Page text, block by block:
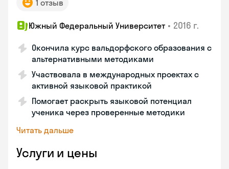
1 отзыв
Южный Федеральный Университет • 2016 г.
Окончила курс вальдорфского образования с
альтернативными методиками
Участвовала в международных проектах с
активной языковой практикой
Помогает раскрыть языковой потенциал
ученика через проверенные методики
Читать дальше
Услуги и цены